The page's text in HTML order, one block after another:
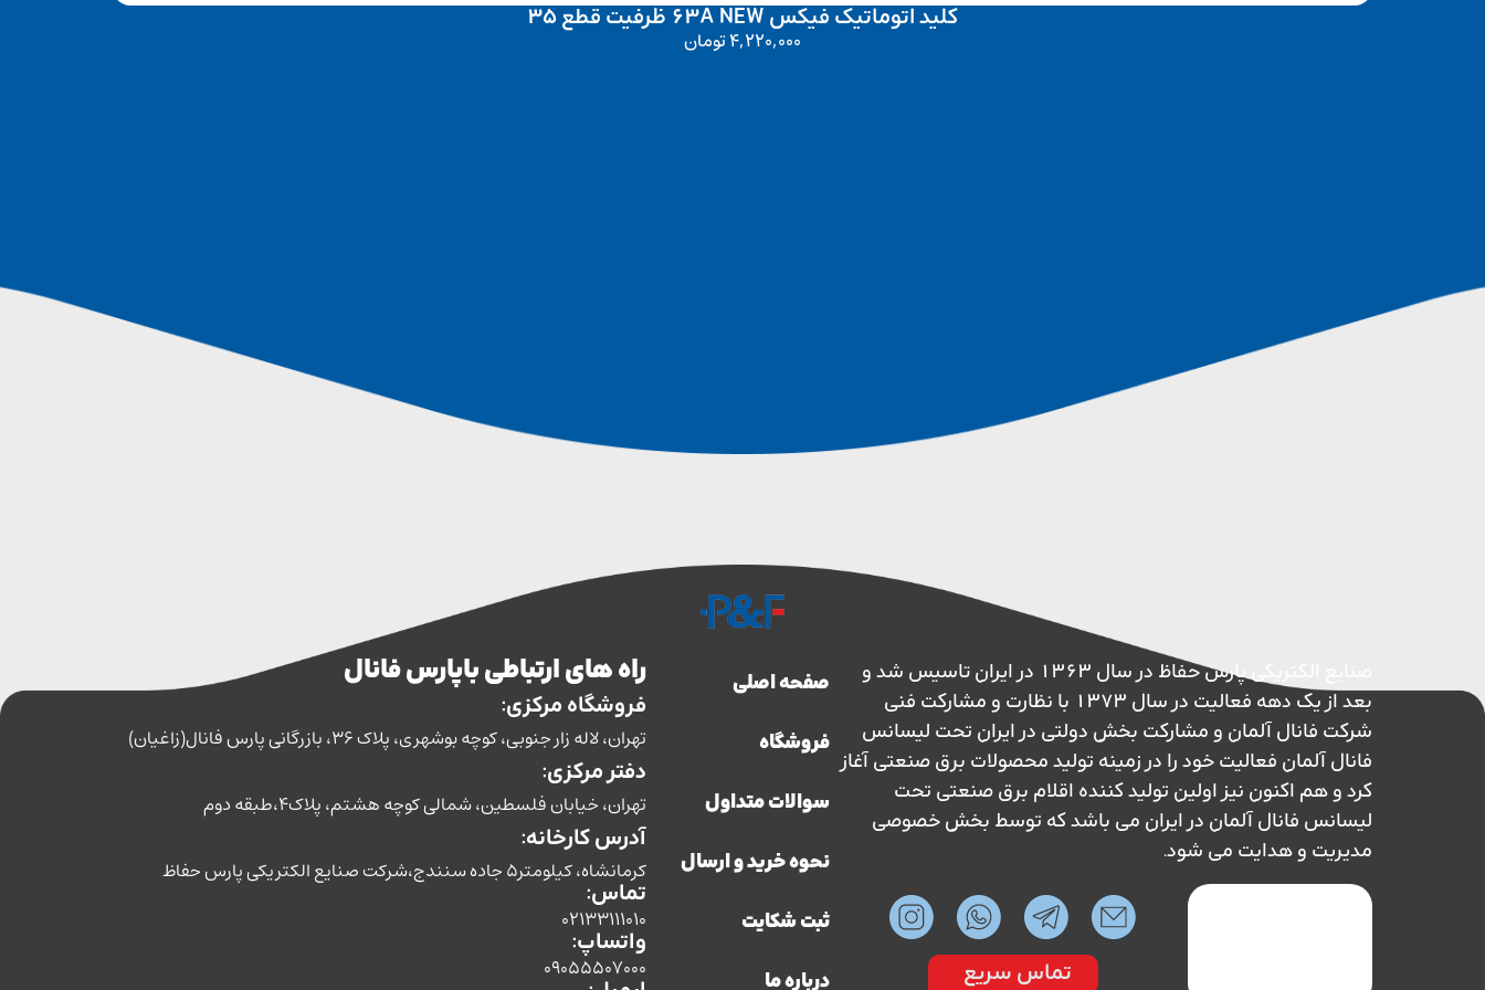
کلید اتوماتیک فیکس 63A NEW ظرفیت قطع 35
4,220,000تومان
صنایع الکتریکی پارس حفاظ در سال 1363 در ایران تاسیس شد و
بعد از یک دهه فعالیت در سال 1373 با نظارت و مشارکت فنی
شرکت فانال آلمان و مشارکت بخش دولتی در ایران تحت لیسانس
فانال آلمان فعالیت خود را در زمینه تولید محصولات برق صنعتی آغاز
کرد و هم اکنون نیز اولین تولید کننده اقلام برق صنعتی تحت
لیسانس فانال آلمان در ایران می باشد که توسط بخش خصوصی
مدیریت و هدایت می شود.
تماس سریع
صفحه اصلی
فروشگاه
سوالات متداول
نحوه خرید و ارسال
ثبت شکایت
درباره ما
راه های ارتباطی با پارس فانال
فروشگاه مرکزی:
تهران، لاله زار جنوبی، کوچه بوشهری، پلاک 36، بازرگانی پارس فانال(زاغیان)
دفتر مرکزی:
تهران، خیابان فلسطین، شمالی کوچه هشتم، پلاک4،طبقه دوم
آدرس کارخانه:
کرمانشاه، کیلومتر5 جاده سنندج،شرکت صنایع الکتریکی پارس حفاظ
تماس:
02133111010
واتساپ:
09055507000